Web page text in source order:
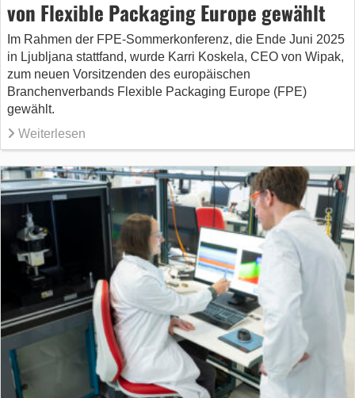
von Flexible Packaging Europe gewählt
Im Rahmen der FPE-Sommerkonferenz, die Ende Juni 2025
in Ljubljana stattfand, wurde Karri Koskela, CEO von Wipak,
zum neuen Vorsitzenden des europäischen
Branchenverbands Flexible Packaging Europe (FPE)
gewählt.
Weiterlesen